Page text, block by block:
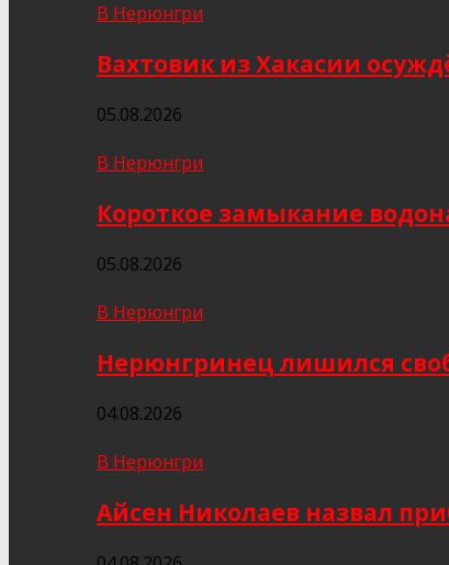
В Нерюнгри
Вахтовик из Хакасии
05.08.2026
В Нерюнгри
Короткое замыкание
05.08.2026
В Нерюнгри
Нерюнгринец лишился
04.08.2026
В Нерюнгри
Айсен Николаев назвал